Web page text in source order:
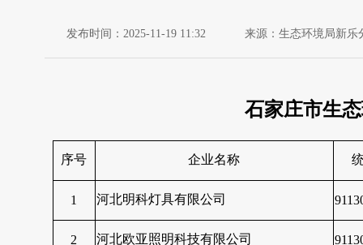
发布时间：2025-11-19 11:32 来源：生态环境局新乐
石家庄市生
序号 企业名称
1 河北明科灯具有限公司
2 河北欧亚照明科技有限公司